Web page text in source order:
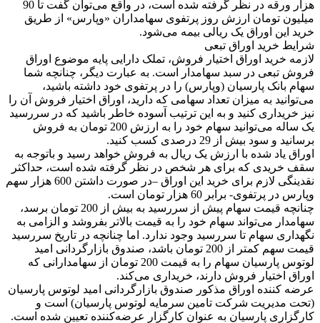
هزار ورقه در نظر گرفته شده است، در واقع می‌توان گفت تا 90
میلیون تومان ارزش روز پرتفوی سهامداران «وپارس» از طریق
خرید این اوراق یک ریالی بیمه می‌شود.
شرایط خرید اوراق تبعی
لازمه خرید اوراق اختیار فروش،‌ تملک دارایی پایه موضوع اوراق
فروش تبعی در سبد سهامدار است. به عبارت دیگر، چنانچه شما
سهام بانک پارسیان (وپارس) را در پرتفوی خود داشته باشید،
می‌توانید به میزان تعداد سهامی که دارید، اوراق اختیار فروش آن را
نیز خریداری کنید و به این ترتیب آسوده خاطر باشید که در سررسید
یک ساله می‌توانید سهام خود را به ارزش 200 تومان به فروش
برسانید و سود بیش از 29 درصدی کسب کنید.
اوراق یاد شده با ارزش یک ریال به فروش خواهد رسید و باتوجه به
سقف خریدی که برای هر شخص در نظر گرفته شده است،‌ حداکثر
نقدینگی لازم برای خرید این اوراق –در صورت داشتن 600 هزار سهم
وپارس در پرتفوی- برابر 60 هزار تومان است.
چنانچه قیمت سهام پیش از سررسید به بیش از 200 تومان برسد،
سهامدار می‌تواند سهام خود را به قیمت بالاتر بفروشد و الزامی به
نگهداری سهام تا سررسید وجود ندارد. اما چنانچه در تاریخ سررسید
قیمت سهم کمتر از 200 تومان باشد، صندوق بازارگردانی امید
لوتوس پارسیان سهام را به قیمت 200 تومان از سهامدارانی که
اوراق اختیار فروش دارند، خریداری می‌کند.
عرضه کننده اوراق مذکور صندوق بازارگردانی امید لوتوس پارسیان
(تحت مدیریت شرکت تامین سرمایه لوتوس پارسیان) است و
کارگزاری پارسیان به عنوان کارگزار عرضه‌کننده تعیین شده است.